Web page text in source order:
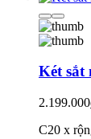
Két sắt
C20 x